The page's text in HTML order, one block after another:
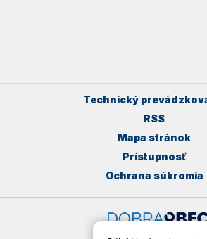
Technický
RSS
Mapa stránok
Prístupnosť
Ochrana súkromia